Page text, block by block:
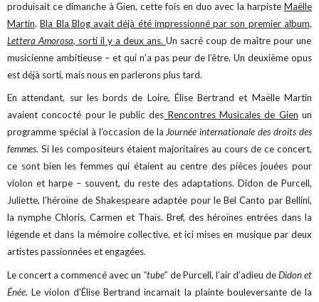
produisait ce dimanche à Gien, cette fois en duo avec la harpiste Maëlle
Martin.Bla Bla Blog avait déjà été impressionné par son premier album,
Lettera Amorosa, sorti il y a deux ans. Un sacré coup de maître pour une
musicienne ambitieuse – et qui n’a pas peur de l’être. Un deuxième opus
est déjà sorti, mais nous en parlerons plus tard.
En attendant, sur les bords de Loire, Élise Bertrand et Maëlle Martin
avaient concocté pour le public des Rencontres Musicales de Gien un
programme spécial à l’occasion de laJournée internationale des droits des
femmes. Si les compositeurs étaient majoritaires au cours de ce concert,
ce sont bien les femmes qui étaient au centre des pièces jouées pour
violon et harpe – souvent, du reste des adaptations. Didon de Purcell,
Juliette, l’héroïne de Shakespeare adaptée pour le Bel Canto par Bellini,
la nymphe Chloris, Carmen et Thaïs. Bref, des héroïnes entrées dans la
légende et dans la mémoire collective, et ici mises en musique par deux
artistes passionnées et engagées.
Le concert a commencé avec un "tube" de Purcell, l’air d’adieu deDidon et
Énée. Le violon d'Élise Bertrand incarnait la plainte bouleversante de la